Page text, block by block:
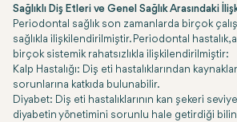
Sağlıklı Diş Etleri ve Genel Sağlık Arasındaki
Periodontal sağlık son zamanlarda birçok
sağlıkla ilişkilendirilmiştir. Periodontal hastalık,
birçok sistemik rahatsızlıkla ilişkilendirilmiştir:
Kalp Hastalığı: Diş eti hastalıklarından
sorunlarına katkıda bulunabilir.
Diyabet: Diş eti hastalıklarının kan şekeri
diyabetin yönetimini sorunlu hale getirdiği